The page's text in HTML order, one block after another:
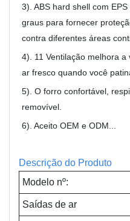
3). ABS hard shell com
graus para fornecer
contra diferentes áreas
4). 11 Ventilação melhora
ar fresco quando você
5). O forro confortável,
removível.
6). Aceito OEM e ODM...
Descrição do Produto
Modelo nº:
Saídas de ar